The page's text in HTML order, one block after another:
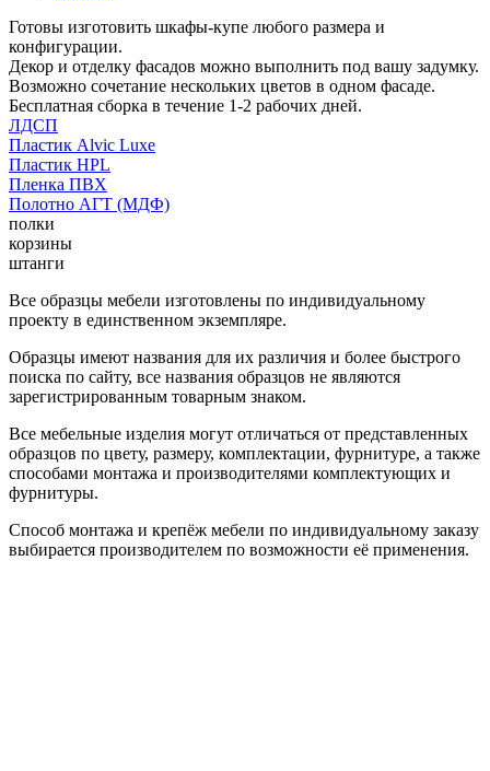
Готовы изготовить шкафы-купе любого размера и
конфигурации.
Декор и отделку фасадов можно выполнить под вашу задумку.
Возможно сочетание нескольких цветов в одном фасаде.
Бесплатная сборка в течение 1-2 рабочих дней.
ЛДСП
Пластик Alvic Luxe
Пластик HPL
Пленка ПВХ
Полотно АГТ (МДФ)
полки
корзины
штанги
Все образцы мебели изготовлены по индивидуальному
проекту в единственном экземпляре.
Образцы имеют названия для их различия и более быстрого
поиска по сайту, все названия образцов не являются
зарегистрированным товарным знаком.
Все мебельные изделия могут отличаться от представленных
образцов по цвету, размеру, комплектации, фурнитуре, а также
способами монтажа и производителями комплектующих и
фурнитуры.
Способ монтажа и крепёж мебели по индивидуальному заказу
выбирается производителем по возможности её применения.